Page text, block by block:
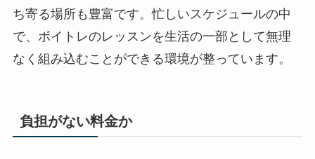
ち寄る場所も豊富です。忙しいスケジュールの中
で、ボイトレのレッスンを生活の一部として無理
なく組み込むことができる環境が整っています。
負担がない料金か